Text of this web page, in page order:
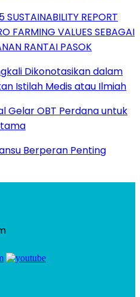
SUSTAINABILITY REPORT
FARMING VALUES SEBAGAI
RANTAI PASOK
Dikonotasikan dalam
Istilah Medis atau Ilmiah
Gelar OBT Perdana untuk
Berperan Penting